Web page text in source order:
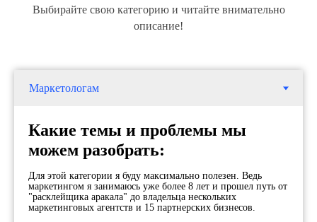
Выбирайте свою категорию и читайте внимательно
описание!
Какие темы и проблемы мы
можем разобрать:
Для этой категории я буду максимально полезен. Ведь
маркетингом я занимаюсь уже более 8 лет и прошел путь от
"расклейщика аракала" до владельца нескольких
маркетинговых агентств и 15 партнерских бизнесов.